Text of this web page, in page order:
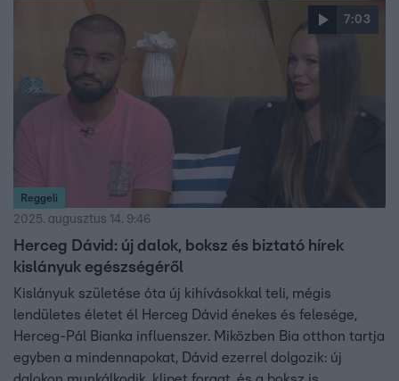
7:03
Reggeli
2025. augusztus 14. 9:46
Herceg Dávid: új dalok, boksz és biztató hírek
kislányuk egészségéről
Kislányuk születése óta új kihívásokkal teli, mégis
lendületes életet él Herceg Dávid énekes és felesége,
Herceg-Pál Bianka influenszer. Miközben Bia otthon tartja
egyben a mindennapokat, Dávid ezerrel dolgozik: új